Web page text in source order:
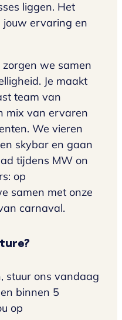
stuur ons vandaag
binnen 5
op
liggen. Het
jouw ervaring en
we samen
Je maakt
team van
mix van ervaren
We vieren
skybar en gaan
tijdens MW on
op
samen met onze
carnaval.